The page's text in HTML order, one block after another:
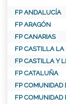
FP ANDALUCÍA
FP ARAGÓN
FP CANARIAS
FP CASTILLA
FP CASTILLA Y
FP CATALUÑA
FP COMUNIDAD
FP COMUNIDAD